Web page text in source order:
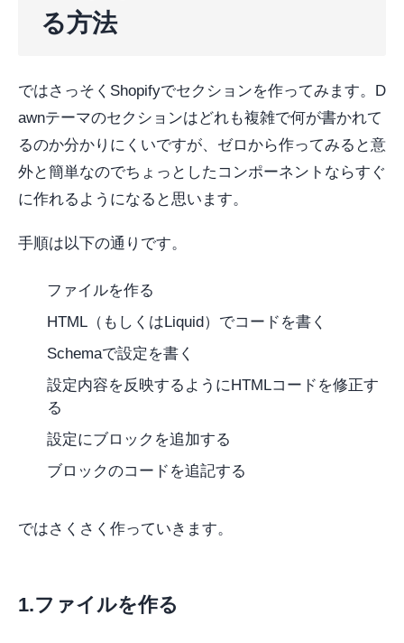
る方法
ではさっそくShopifyでセクションを作ってみます。D
awnテーマのセクションはどれも複雑で何が書かれて
るのか分かりにくいですが、ゼロから作ってみると意
外と簡単なのでちょっとしたコンポーネントならすぐ
に作れるようになると思います。
手順は以下の通りです。
ファイルを作る
HTML（もしくはLiquid）でコードを書く
Schemaで設定を書く
設定内容を反映するようにHTMLコードを修正す
る
設定にブロックを追加する
ブロックのコードを追記する
ではさくさく作っていきます。
1.ファイルを作る